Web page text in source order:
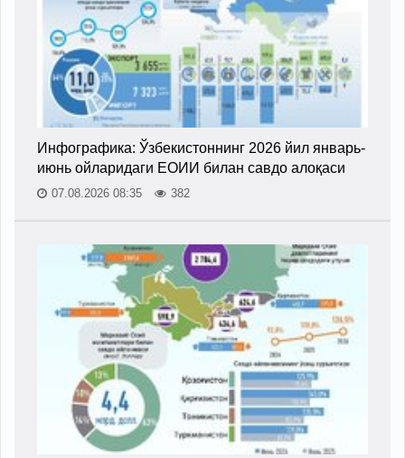
Инфографика: Ўзбекистоннинг 2026 йил январь-
июнь ойларидаги ЕОИИ билан савдо алоқаси
07.08.2026 08:35 382